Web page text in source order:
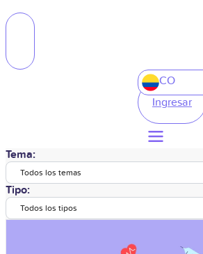
CO
Ingresar
Tema:
Todos los temas
Tipo:
Todos los tipos